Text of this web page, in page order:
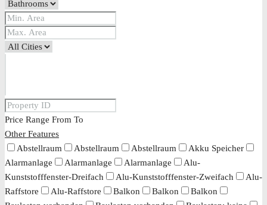
Price Range From To
Other Features
Abstellraum
Abstellraum Abstellraum
Akku Speicher
Alarmanlage
Alarmanlage Alarmanlage
Alu-
Kunststofffenster-Dreifach
Alu-Kunststofffenster-Zweifach
Alu-
Raffstore
Alu-Raffstore Balkon Balkon
Balkon